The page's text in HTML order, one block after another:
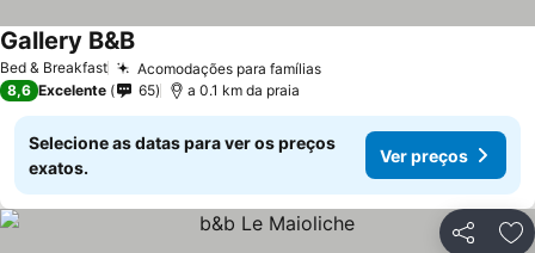
Bed & Breakfast Acomodações para famílias
Gallery B&B
8,6 Excelente 65 a 0.1 km da praia
Selecione as datas para ver os preços
exatos.
Ver preços
Partilhar